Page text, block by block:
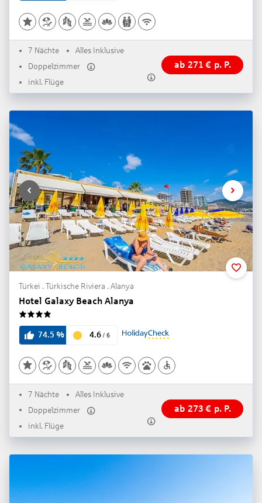
7 Nächte
Alles Inklusive
Doppelzimmer
inkl. Flüge
ab 271 € p. P.
Türkei . Türkische Riviera . Alanya
Hotel Galaxy Beach Alanya
74.5 % 4.6 / 6
7 Nächte
Alles Inklusive
Doppelzimmer
inkl. Flüge
ab 273 € p. P.